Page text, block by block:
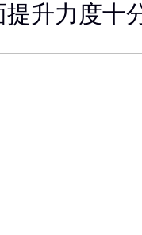
提升力度十